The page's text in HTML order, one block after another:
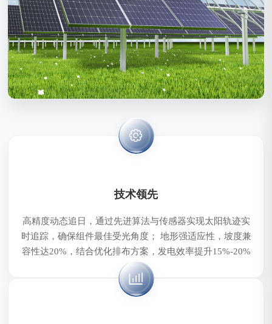
技术领先
高精度动态追日，通过先进算法与传感器实现太阳轨迹实
时追踪，确保组件最佳受光角度； 地形强适应性，坡度兼
容性达20%，结合优化排布方案，发电效率提升15%-20%